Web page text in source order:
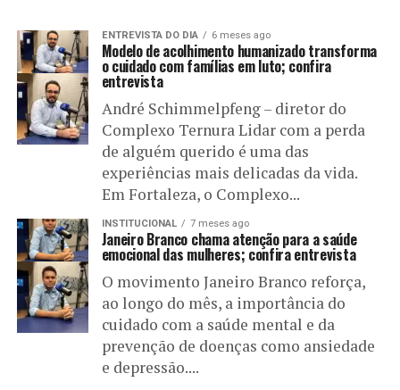
ENTREVISTA DO DIA 6 meses ago
Modelo de acolhimento humanizado transforma
o cuidado com famílias em luto; confira
entrevista
André Schimmelpfeng – diretor do
Complexo Ternura Lidar com a perda
de alguém querido é uma das
experiências mais delicadas da vida.
Em Fortaleza, o Complexo...
INSTITUCIONAL 7 meses ago
Janeiro Branco chama atenção para a saúde
emocional das mulheres; confira entrevista
O movimento Janeiro Branco reforça,
ao longo do mês, a importância do
cuidado com a saúde mental e da
prevenção de doenças como ansiedade
e depressão....